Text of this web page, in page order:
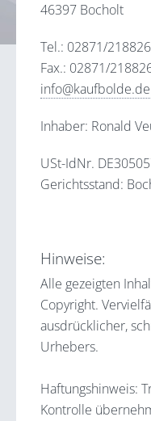
46397 Bocholt
Tel.: 02871/
Fax.: 02871/
info@kaufbolde.de
Inhaber: Ronald
USt-IdNr.
Gerichtsstand:
Hinweise:
Alle gezeigten
Copyright.
ausdrücklicher,
Urhebers.
Haftungshinweis:
Kontrolle